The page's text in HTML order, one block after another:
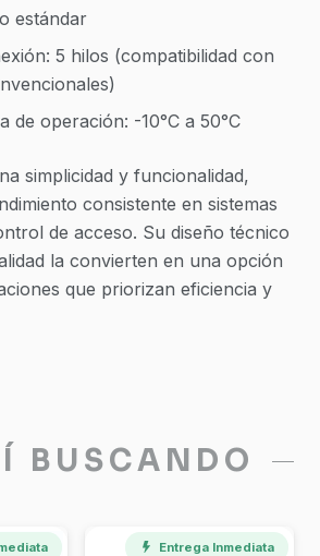
estándar
5 hilos (compatibilidad con
de operación: -10°C a 50°C
simplicidad y funcionalidad,
consistente en sistemas
de acceso. Su diseño técnico
la convierten en una opción
que priorizan eficiencia y
BUSCANDO
Inmediata Entrega Inmediata